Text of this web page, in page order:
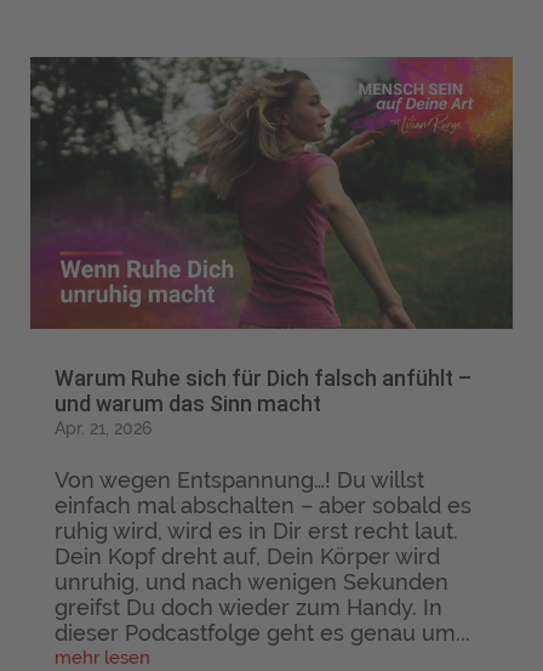
Warum Ruhe sich für Dich falsch anfühlt –
und warum das Sinn macht
Apr. 21, 2026
Von wegen Entspannung…! Du willst
einfach mal abschalten – aber sobald es
ruhig wird, wird es in Dir erst recht laut.
Dein Kopf dreht auf, Dein Körper wird
unruhig, und nach wenigen Sekunden
greifst Du doch wieder zum Handy. In
dieser Podcastfolge geht es genau um...
mehr lesen